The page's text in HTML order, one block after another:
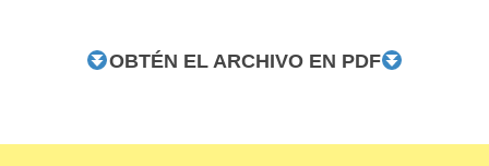
OBTÉN EL ARCHIVO EN PDF